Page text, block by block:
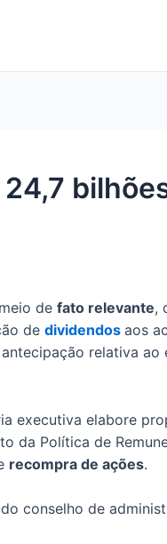
de fato relevante,
de dividendos aos
relativa
executiva elabore
da Política de
recompra de ações.
conselho de